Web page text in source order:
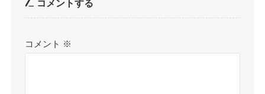
コメントする
コメント ※